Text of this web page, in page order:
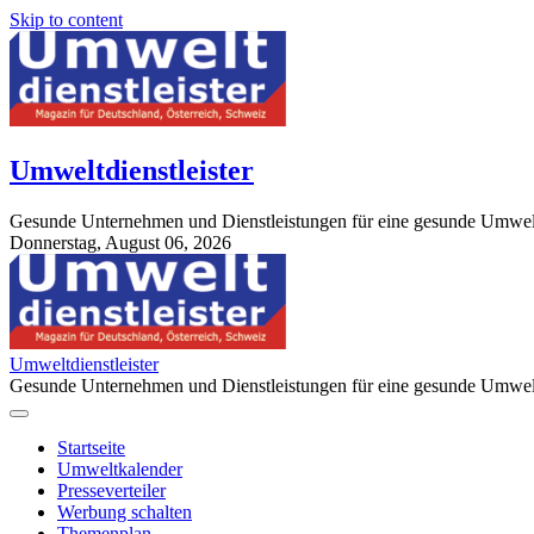
Skip to content
Umweltdienstleister
Gesunde Unternehmen und Dienstleistungen für eine gesunde
Donnerstag, August 06, 2026
StuttgartApotheke.com
Umweltdienstleister
Gesunde Unternehmen und Dienstleistungen für eine gesunde
Startseite
Umweltkalender
Presseverteiler
Werbung schalten